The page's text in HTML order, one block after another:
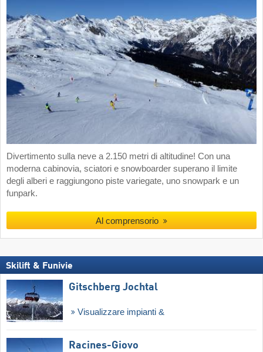
Divertimento sulla neve a 2.150 metri di altitudine! Con una
moderna cabinovia, sciatori e snowboarder superano il limite
degli alberi e raggiungono piste variegate, uno snowpark e un
funpark.
Al comprensorio
Skilift & Funivie
Gitschberg Jochtal
Visualizzare impianti &
Racines-Giovo